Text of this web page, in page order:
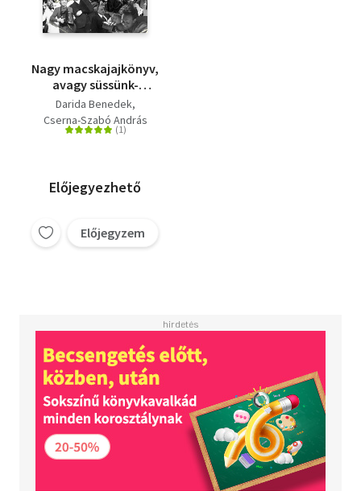
Nagy macskajajkönyv,
avagy süssünk-
főzzünk másnaposan
Darida Benedek
Cserna-Szabó András
Előjegyezhető
Előjegyzem